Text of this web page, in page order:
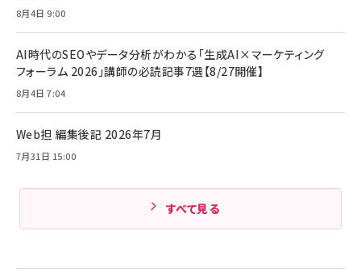
Amazonランキングをもっと見る
Anker PowerLine III Flow USB-C & USB-C
ケーブル Anker絡まないケーブル 240W 結束バン
ド付き USB PD対応 シリコン素材採用 iPhone
17 / 16 / 15 / Galaxy iPad Pro MacBook
Amazonランキングをもっと見る
キャンペーン】
￥4,857
8月4日 9:00
AI時代のSEOやデータ分析がわかる「生成AI×マーケティング
フォーラム 2026」講師の必読記事7選【8/27開催】
8月4日 7:04
Web担 編集後記 2026年7月
7月31日 15:00
すべて見る